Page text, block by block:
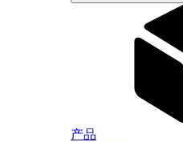
产品